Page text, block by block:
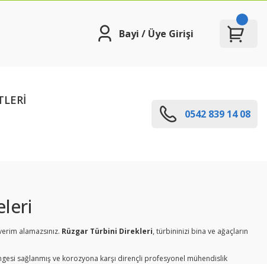
Bayi / Üye Girişi
0542 839 14 08
alamazsınız. Rüzgar Türbini Direkleri, türbininizi bina ve ağaçların
sağlanmış ve korozyona karşı dirençli profesyonel mühendislik